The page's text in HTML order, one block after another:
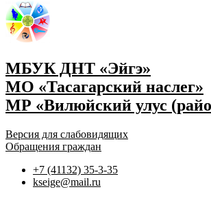
МБУК ДНТ «Эйгэ»
МО «Тасагарский наслег»
МР «Вилюйский улус
Версия для слабовидящих
Обращения граждан
+7 (41132) 35-3-35
kseige@mail.ru